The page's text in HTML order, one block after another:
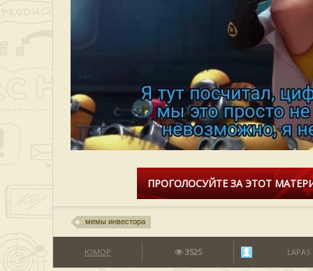
ПРОГОЛОСУЙТЕ ЗА ЭТОТ
мемы инвестора
ЮМОР 3525 LAPAS